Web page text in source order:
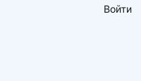
Войти